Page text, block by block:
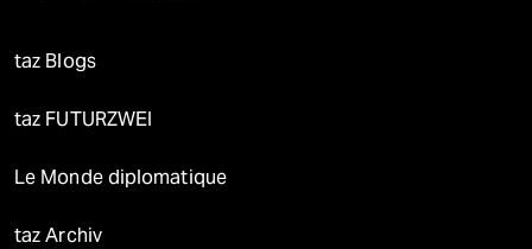
taz Blogs
taz FUTURZWEI
Le Monde diplomatique
taz Archiv